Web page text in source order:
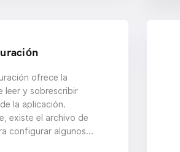
ofrece la
leer y sobrescribir
la aplicación.
existe el archivo de
configurar algunos...